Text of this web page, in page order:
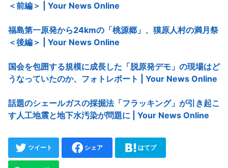
＜前編＞ | Your News Online
福島第一原発から24kmの「桃源郷」、獏原人村の満月祭
＜後編＞ | Your News Online
国会を包囲する規模に成長した「脱原発デモ」の現場はど
うなっていたのか、フォトレポート | Your News Online
話題のシェールガスの採掘法「フラッキング」が引き起こ
す人工地震と地下水汚染が問題に | Your News Online
ツイート シェア はてブ